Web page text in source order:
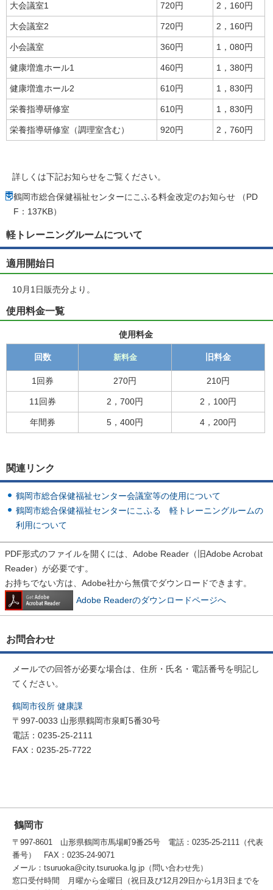
大会議室1 720円 2，160円
大会議室2 720円 2，160円
小会議室 360円 1，080円
健康増進ホール1 460円 1，380円
健康増進ホール2 610円 1，830円
栄養指導研修室 610円 1，830円
栄養指導研修室（調理室含む） 920円 2，760円
詳しくは下記お知らせをご覧ください。
鶴岡市総合保健福祉センターにこふる料金改定のお知らせ （PD
F：137KB）
軽トレーニングルームについて
適用開始日
10月1日販売分より。
使用料金一覧
使用料金
回数 新料金 旧料金
1回券 270円 210円
11回券 2，700円 2，100円
年間券 5，400円 4，200円
関連リンク
鶴岡市総合保健福祉センター会議室等の使用について
鶴岡市総合保健福祉センターにこふる 軽トレーニングルームの
利用について
PDF形式のファイルを開くには、Adobe Reader（旧Adobe Acrobat
Reader）が必要です。
お持ちでない方は、Adobe社から無償でダウンロードできます。
Adobe Readerのダウンロードページへ
お問合わせ
メールでの回答が必要な場合は、住所・氏名・電話番号を明記し
てください。
鶴岡市役所 健康課
〒997-0033 山形県鶴岡市泉町5番30号
電話：0235-25-2111
FAX：0235-25-7722
鶴岡市
〒997-8601 山形県鶴岡市馬場町9番25号 電話：0235-25-2111（代表
番号） FAX：0235-24-9071
メール：tsuruoka@city.tsuruoka.lg.jp（問い合わせ先）
窓口受付時間 月曜から金曜日（祝日及び12月29日から1月3日までを